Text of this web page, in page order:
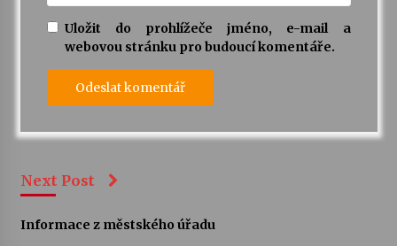
Uložit do prohlížeče jméno, e-mail a
webovou stránku pro budoucí komentáře.
Next Post
Informace z městského úřadu